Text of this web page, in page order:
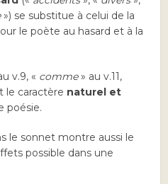
») se substitue à celui de la
le poète au hasard et à la
v.9, « comme» au v.11,
le caractère naturel et
poésie.
le sonnet montre aussi le
possible dans une